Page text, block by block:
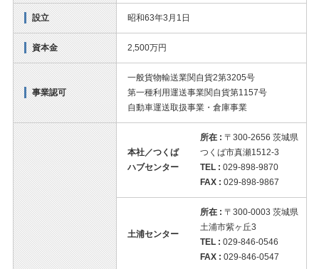
設立 昭和63年3月1日
資本金 2,500万円
事業認可
一般貨物輸送業関自貨2第3205号
第一種利用運送事業関自貨第1157号
自動車運送取扱事業・倉庫事業
本社／つくば
ハブセンター
所在 : 〒300-2656 茨城県
つくば市真瀬1512-3
TEL : 029-898-9870
FAX : 029-898-9867
土浦センター
所在 : 〒300-0003 茨城県
土浦市紫ヶ丘3
TEL : 029-846-0546
FAX : 029-846-0547